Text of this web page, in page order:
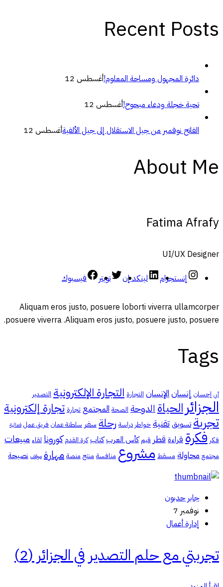
Recent Posts
دائرة المجهول ومساحة المعلوم!أغسطس 12
تحية خجلة ودعاء مبحوح!أغسطس 12
الفاتح نوفمبر من جيل الاستقلال إلى جيل الألفيةأغسطس 12
About Me
Fatima Afrafy
UI/UX Designer
إنستجرام
لينكد إن تويتر فيسبوك
Aliquam eros justo, posuere loborti viverra ullamcorper
posuere viverra .Aliquam eros justo, posuere justo, posuere.
Tags
أبي إحسان إنسانالإنسان التجارة التجارة الإلكترونية التصدير
الجزائر الحياةالدوحة الصحة المجتمع تجارة تجارة إلكترونية
تجربة تسويقتقنية خواطر دراسة رحلة سفر سلطنة عمان فريق عمل فعالية
فكر فكرة قراءة قطر قيم كأس العرب كتاب كرة القدم كورونا لقاء مبيعات
مجتمع محاولة مسقط مشروع منافسة منتج منصة مهارة موقف نصيحة
جابر حدبون
نوفمبر 7
إدارة أعمال
تجربتي مع حلم التصدير في الجزائر (2)